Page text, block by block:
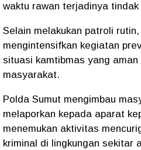
waktu rawan terjadinya tindak
Selain melakukan patroli
mengintensifkan kegiatan
situasi kamtibmas yang
masyarakat.
Polda Sumut mengimbau
melaporkan kepada aparat
menemukan aktivitas
kriminal di lingkungan sekitar